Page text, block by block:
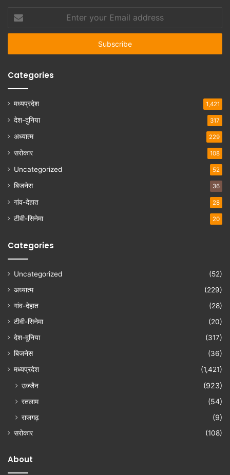
your
Email
Categories
मध्यप्रदेश 1,421
देश-दुनिया 317
अध्यात्म 229
सरोकार 108
Uncategorized 52
बिजनेस 36
गांव-देहात 28
टीवी-सिनेमा 20
Categories
Uncategorized
(52)
अध्यात्म
(229)
गांव-देहात
(28)
टीवी-सिनेमा
(20)
देश-दुनिया
(317)
बिजनेस
(36)
मध्यप्रदेश
(1,421)
उज्जैन
(923)
रतलाम
(54)
राजगढ़
(9)
सरोकार (108)
About